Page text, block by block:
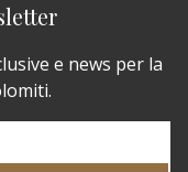
e news per la